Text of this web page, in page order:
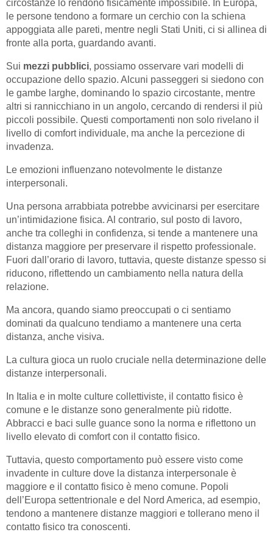
circostanze lo rendono fisicamente impossibile. In Europa,
le persone tendono a formare un cerchio con la schiena
appoggiata alle pareti, mentre negli Stati Uniti, ci si allinea di
fronte alla porta, guardando avanti.
Sui mezzi pubblici, possiamo osservare vari modelli di
occupazione dello spazio. Alcuni passeggeri si siedono con
le gambe larghe, dominando lo spazio circostante, mentre
altri si rannicchiano in un angolo, cercando di rendersi il più
piccoli possibile. Questi comportamenti non solo rivelano il
livello di comfort individuale, ma anche la percezione di
invadenza.
Le emozioni influenzano notevolmente le distanze
interpersonali.
Una persona arrabbiata potrebbe avvicinarsi per esercitare
un’intimidazione fisica. Al contrario, sul posto di lavoro,
anche tra colleghi in confidenza, si tende a mantenere una
distanza maggiore per preservare il rispetto professionale.
Fuori dall’orario di lavoro, tuttavia, queste distanze spesso si
riducono, riflettendo un cambiamento nella natura della
relazione.
Ma ancora, quando siamo preoccupati o ci sentiamo
dominati da qualcuno tendiamo a mantenere una certa
distanza, anche visiva.
La cultura gioca un ruolo cruciale nella determinazione delle
distanze interpersonali.
In Italia e in molte culture collettiviste, il contatto fisico è
comune e le distanze sono generalmente più ridotte.
Abbracci e baci sulle guance sono la norma e riflettono un
livello elevato di comfort con il contatto fisico.
Tuttavia, questo comportamento può essere visto come
invadente in culture dove la distanza interpersonale è
maggiore e il contatto fisico è meno comune. Popoli
dell’Europa settentrionale e del Nord America, ad esempio,
tendono a mantenere distanze maggiori e tollerano meno il
contatto fisico tra conoscenti.